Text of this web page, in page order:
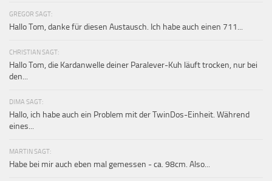
GREGOR SAGT:
Hallo Tom, danke für diesen Austausch. Ich habe auch einen 711...
CHRISTIAN SAGT:
Hallo Tom, die Kardanwelle deiner Paralever-Kuh läuft trocken, nur bei
den...
DIMA SAGT:
Hallo, ich habe auch ein Problem mit der TwinDos-Einheit. Während
eines...
MARTIN SAGT:
Habe bei mir auch eben mal gemessen - ca. 98cm. Also...